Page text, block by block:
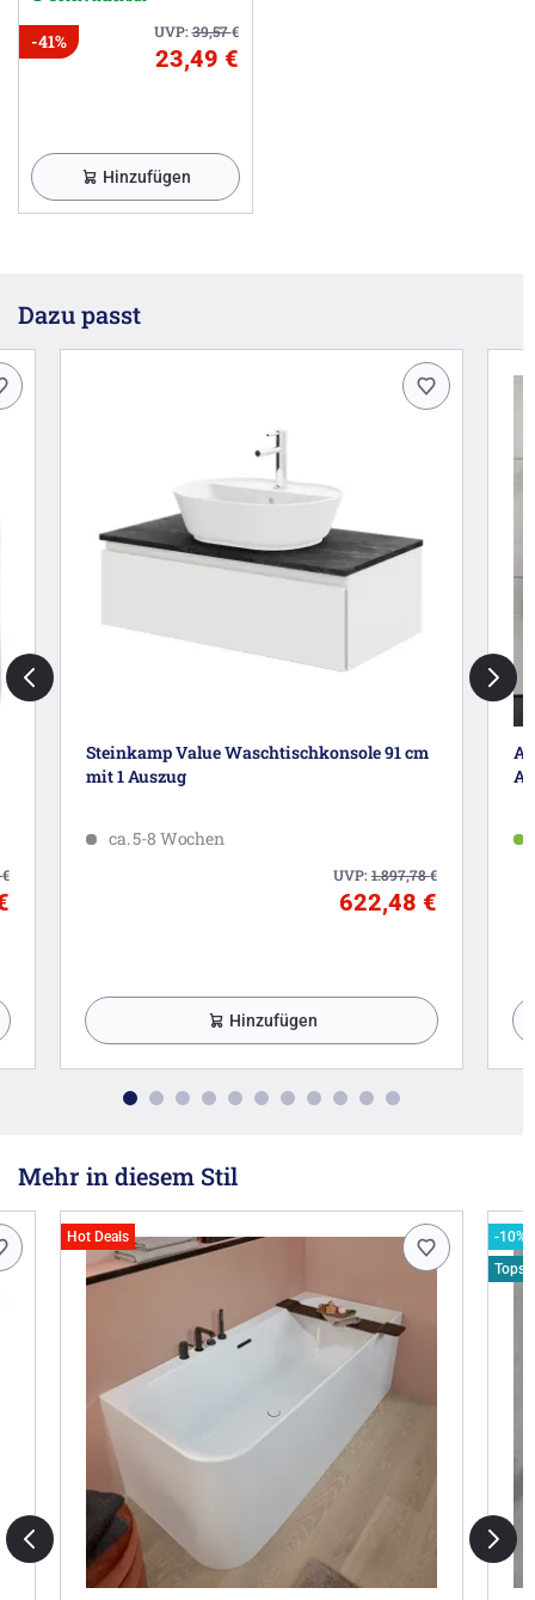
UVP:39,57€
-41%
23,49 €
Hinzufügen
Dazu passt
€
Steinkamp Value Waschtischkonsole 91 cm
mit 1 Auszug
ca. 5-8 Wochen
UVP:1.897,78€
622,48 €
Hinzufügen
Mehr in diesem Stil
Hot Deals
-10%